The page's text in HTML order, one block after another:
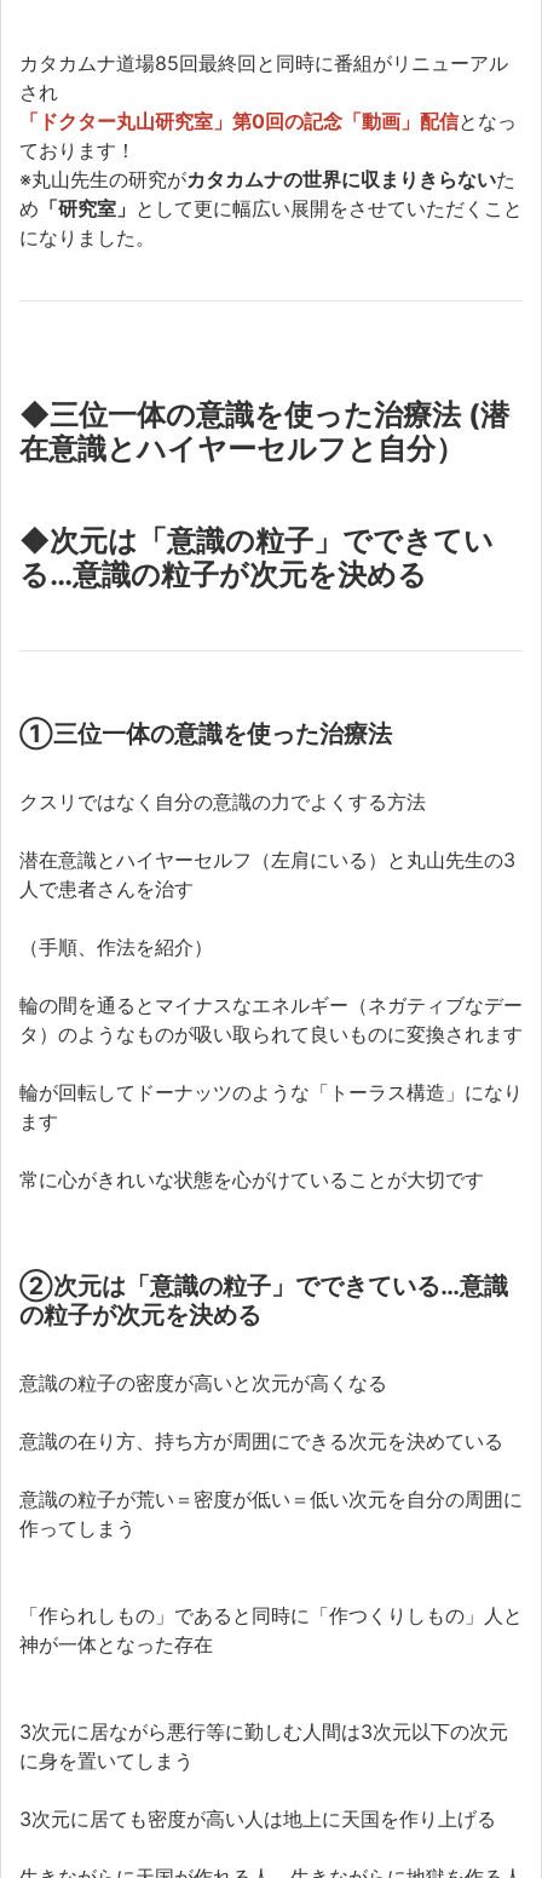
カタカムナ道場85回最終回と同時に番組がリニューアル
され
「ドクター丸山研究室」第0回の記念「動画」配信となっ
ております！
※丸山先生の研究がカタカムナの世界に収まりきらないた
め 「研究室」 として更に幅広い展開をさせていただくこと
になりました。
◆三位一体の意識を使った治療法 (潜
在意識とハイヤーセルフと自分）
◆次元は「意識の粒子」でできてい
る…意識の粒子が次元を決める
①三位一体の意識を使った治療法
クスリではなく自分の意識の力でよくする方法
潜在意識とハイヤーセルフ（左肩にいる）と丸山先生の3
人で患者さんを治す
（手順、作法を紹介）
輪の間を通るとマイナスなエネルギー（ネガティブなデー
タ）のようなものが吸い取られて良いものに変換されます
輪が回転してドーナッツのような「トーラス構造」になり
ます
常に心がきれいな状態を心がけていることが大切です
②次元は「意識の粒子」でできている…意識
の粒子が次元を決める
意識の粒子の密度が高いと次元が高くなる
意識の在り方、持ち方が周囲にできる次元を決めている
意識の粒子が荒い＝密度が低い＝低い次元を自分の周囲に
作ってしまう
「作られしもの」であると同時に「作つくりしもの」人と
神が一体となった存在
3次元に居ながら悪行等に勤しむ人間は3次元以下の次元
に身を置いてしまう
3次元に居ても密度が高い人は地上に天国を作り上げる